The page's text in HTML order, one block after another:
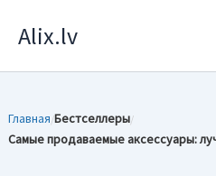
Alix.lv
Главная/Бестселлеры/
Самые продаваемые аксессуары: